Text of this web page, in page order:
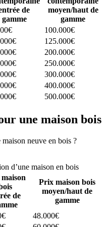
de
gamme
moyen/haut de
gamme
100.000€
125.000€
200.000€
250.000€
300.000€
400.000€
500.000€
une maison bois
neuve en bois ?
d’une maison en bois
de
Prix maison bois
moyen/haut de
gamme
48.000€